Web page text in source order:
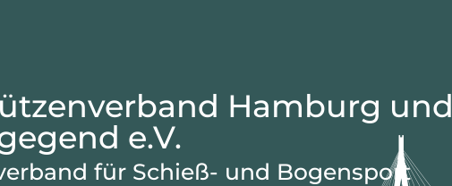
Hamburg und
e.V.
für Schieß- und Bogensport